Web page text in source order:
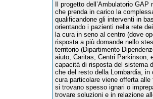
Il progetto dell’Ambulatorio
che prenda in carico la
qualificandone gli interventi in
orientando i pazienti nella rete
la cura in seno al centro (dove
risposta a più domande nello
territorio (Dipartimento
aiuto, Caritas, Centri Parkinson,
capacità di risposta del sistema
che del resto della Lombardia,
cura particolare viene offerta
si trovano spesso ignari o
trovare soluzioni e in relazione